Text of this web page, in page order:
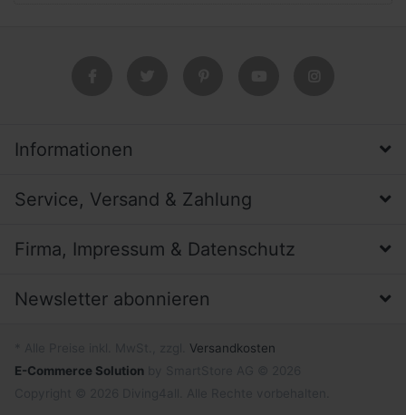
Informationen
Service, Versand & Zahlung
Firma, Impressum & Datenschutz
Newsletter abonnieren
Versandkosten
E-Commerce Solution